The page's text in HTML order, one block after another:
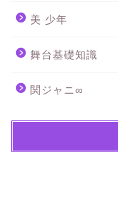
美 少年
舞台基礎知識
関ジャニ∞